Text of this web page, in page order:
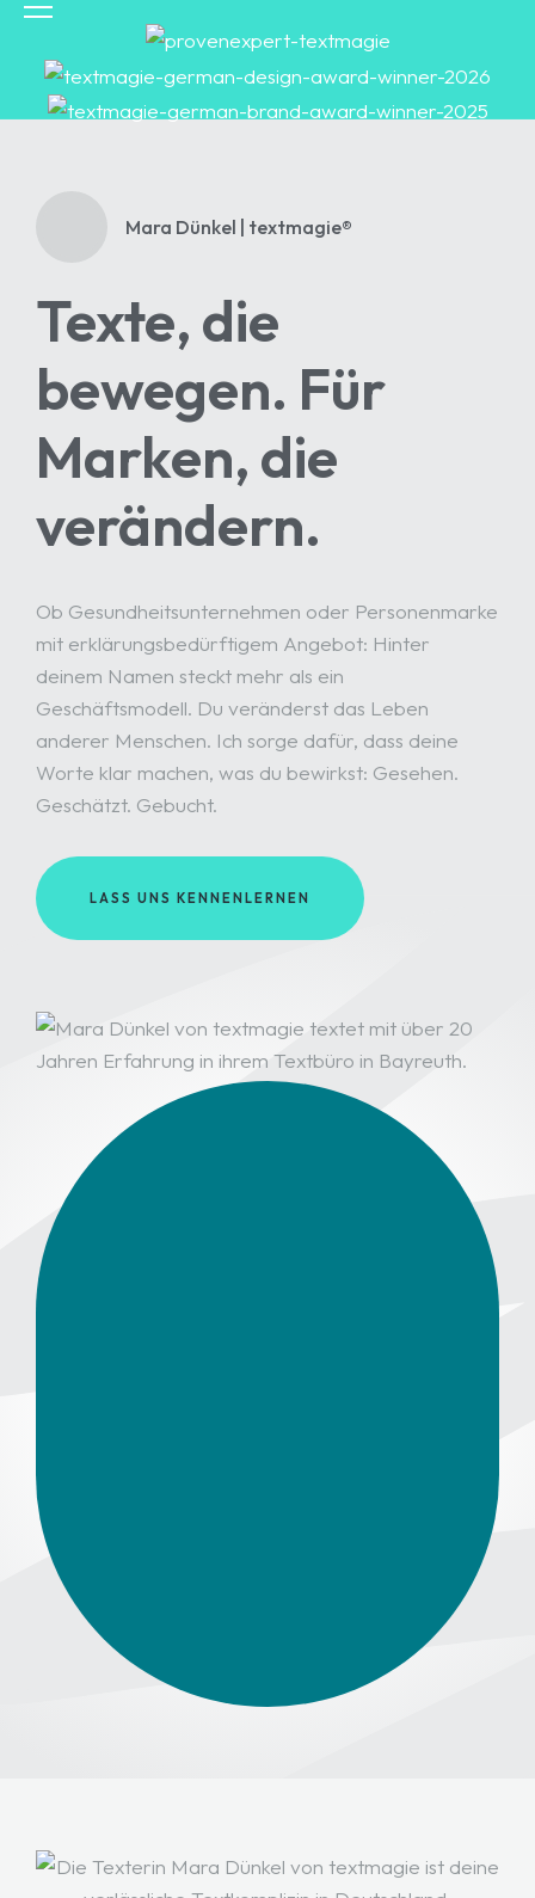
ÜBER MARA
KONTAKT
Mara Dünkel | textmagie®
Texte, die
bewegen. Für
Marken, die
verändern.
Ob Gesundheitsunternehmen oder Personenmarke
mit erklärungsbedürftigem Angebot: Hinter
deinem Namen steckt mehr als ein
Geschäftsmodell. Du veränderst das Leben
anderer Menschen. Ich sorge dafür, dass deine
Worte klar machen, was du bewirkst: Gesehen.
Geschätzt. Gebucht.
LASS UNS KENNENLERNEN